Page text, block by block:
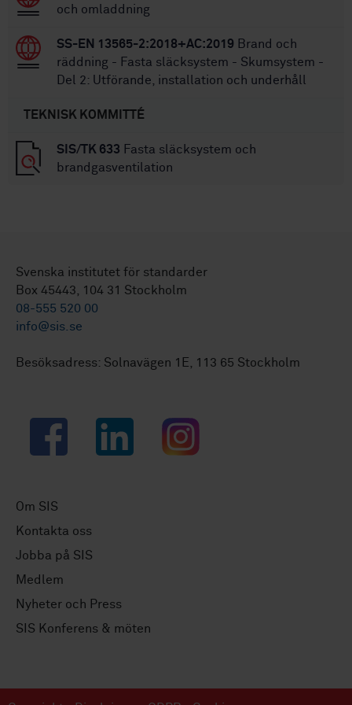
och omladdning
SS-EN 13565-2:2018+AC:2019 Brand och
räddning - Fasta släcksystem - Skumsystem -
Del 2: Utförande, installation och underhåll
TEKNISK KOMMITTÉ
SIS/TK 633 Fasta släcksystem och
brandgasventilation
Svenska institutet för standarder
Box 45443, 104 31 Stockholm
08-555 520 00
info@sis.se
Besöksadress: Solnavägen 1E, 113 65 Stockholm
Facebook LinkedIn Instagram
Om SIS
Kontakta oss
Jobba på SIS
Medlem
Nyheter och Press
SIS Konferens & möten